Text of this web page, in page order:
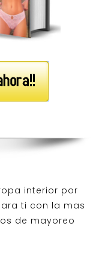
interior por
ti con la mas
de mayoreo